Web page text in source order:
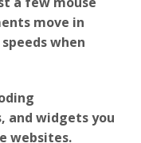
move in
when
widgets you
websites.